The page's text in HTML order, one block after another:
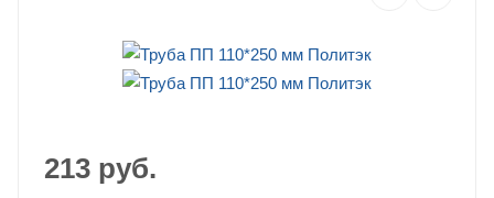
213 руб.